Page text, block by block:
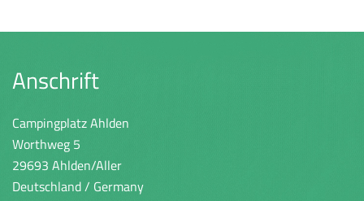
Anschrift
Campingplatz Ahlden
Worthweg 5
29693 Ahlden/Aller
Deutschland / Germany